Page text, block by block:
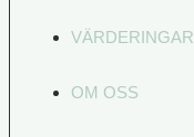
VÄRDERINGAR
OM OSS